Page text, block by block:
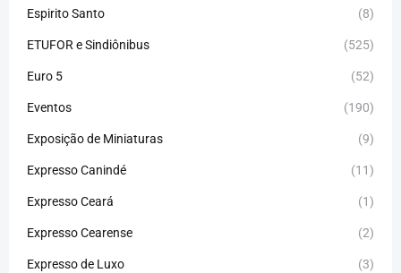
Espirito Santo (8)
ETUFOR e Sindiônibus (525)
Euro 5 (52)
Eventos (190)
Exposição de Miniaturas (9)
Expresso Canindé (11)
Expresso Ceará (1)
Expresso Cearense (2)
Expresso de Luxo (3)